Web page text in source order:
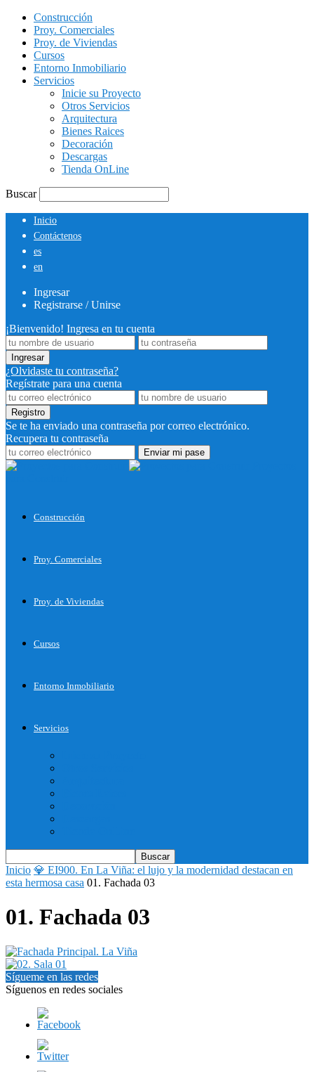
Construcción
Proy. Comerciales
Proy. de Viviendas
Cursos
Entorno Inmobiliario
Servicios
Inicie su Proyecto
Otros Servicios
Arquitectura
Bienes Raices
Decoración
Descargas
Tienda OnLine
Buscar
Inicio
Contáctenos
es
en
Ingresar
Registrarse / Unirse
¡Bienvenido! Ingresa en tu cuenta
¿Olvidaste tu contraseña?
Regístrate para una cuenta
Se te ha enviado una contraseña por correo electrónico.
Recupera tu contraseña
Construcción
Proy. Comerciales
Proy. de Viviendas
Cursos
Entorno Inmobiliario
Servicios
Inicio 💎 EI900. En La Viña: el lujo y la modernidad destacan en
esta hermosa casa 01. Fachada 03
01. Fachada 03
Sígueme en las redes
Síguenos en redes sociales